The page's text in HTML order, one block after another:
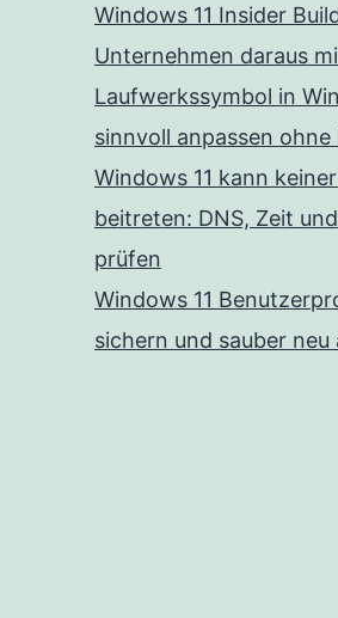
Windows 11 Insider
Unternehmen daraus
Laufwerkssymbol in
sinnvoll anpassen ohne
Windows 11 kann
beitreten: DNS, Zeit
prüfen
Windows 11
sichern und sauber neu